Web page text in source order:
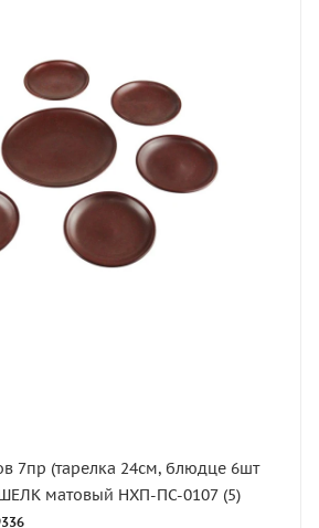
7пр (тарелка 24см, блюдце 6шт
матовый НХП-ПС-0107 (5)